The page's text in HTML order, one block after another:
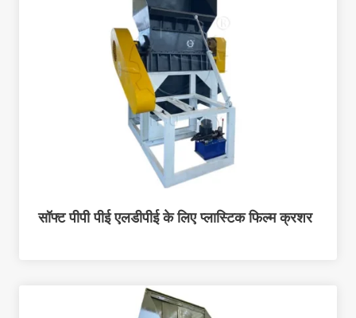
सॉफ्ट पीपी पीई एलडीपीई के लिए प्लास्टिक फिल्म क्रशर